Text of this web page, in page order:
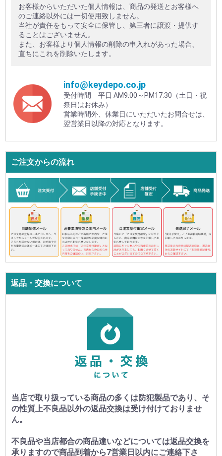
お客様からいただいた個人情報は、商品の発送とお客様へ
のご連絡以外には一切使用致しません。
当社が責任をもって安全に保管し、第三者に譲渡・提供す
ることはございません。
また、お客様より個人情報の削除の申入れがあった場合、
直ちにこれを削除いたします。
info@keydepo.co.jp
受付時間 平日 AM9:00～PM17:30（土日・祝
祭日はお休み）
営業時間外、休業日にいただいたお問合せは、
翌営業日以降の対応となります。
ご注文からの流れ
返品・交換について
当店で取り扱っている商品の多くは防犯製品であり、そ
の性質上不良品以外の返品交換は受け付けておりませ
ん。
不良品や当店都合の商品違いなどについては返品交換を
承りますので商品到着から7営業日以内にご連絡下さ